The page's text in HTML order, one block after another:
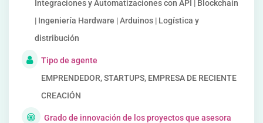
Integraciones y Automatizaciones con API | Blockchain
| Ingeniería Hardware | Arduinos | Logística y
distribución
Tipo de agente
EMPRENDEDOR, STARTUPS, EMPRESA DE RECIENTE
CREACIÓN
Grado de innovación de los proyectos que asesora